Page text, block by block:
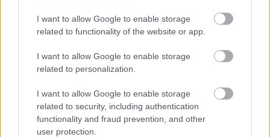
I want to allow Google to enable storage
related to functionality of the website or app.
I want to allow Google to enable storage
related to personalization.
I want to allow Google to enable storage
related to security, including authentication
functionality and fraud prevention, and other
user protection.
Επιχειρήσεις Wall Street
BEST OFINTERNET